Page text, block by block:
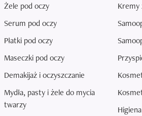
Żele pod oczy
Serum pod oczy
Płatki pod oczy
Maseczki pod oczy
Demakijaż i oczyszczanie
Mydła, pasty i żele do mycia
twarzy
Kremy